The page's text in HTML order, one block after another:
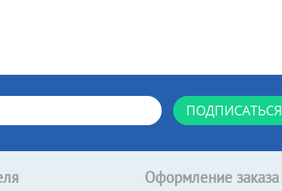
ПОДПИСАТЬСЯ
Оформление заказа